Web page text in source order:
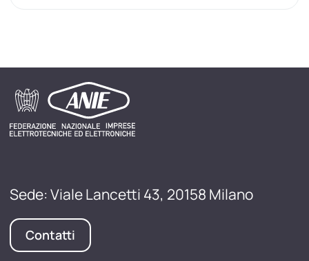
Sede: Viale Lancetti 43, 20158 Milano
Contatti